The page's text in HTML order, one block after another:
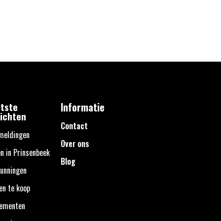
in Prinsenbeek
te koop
Informatie
Contact
Over ons
Blog